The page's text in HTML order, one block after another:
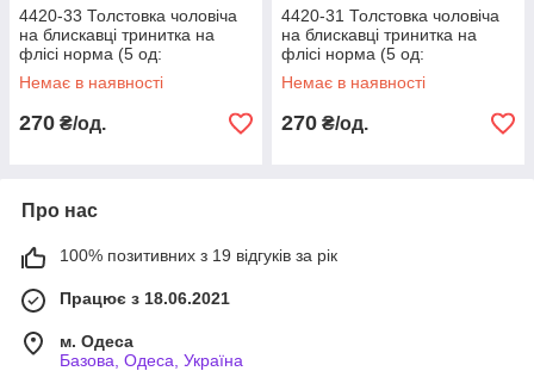
4420-33 Толстовка чоловіча
на блискавці тринитка на
флісі норма (5 од:
48,50,52,54,56)
Немає в наявності
270 ₴/од.
4420-31 Толстовка чоловіча
на блискавці тринитка на
флісі норма (5 од:
48,50,52,54,56)
Немає в наявності
270 ₴/од.
Про нас
100% позитивних з 19 відгуків за рік
Працює з 18.06.2021
м. Одеса
Базова, Одеса, Україна